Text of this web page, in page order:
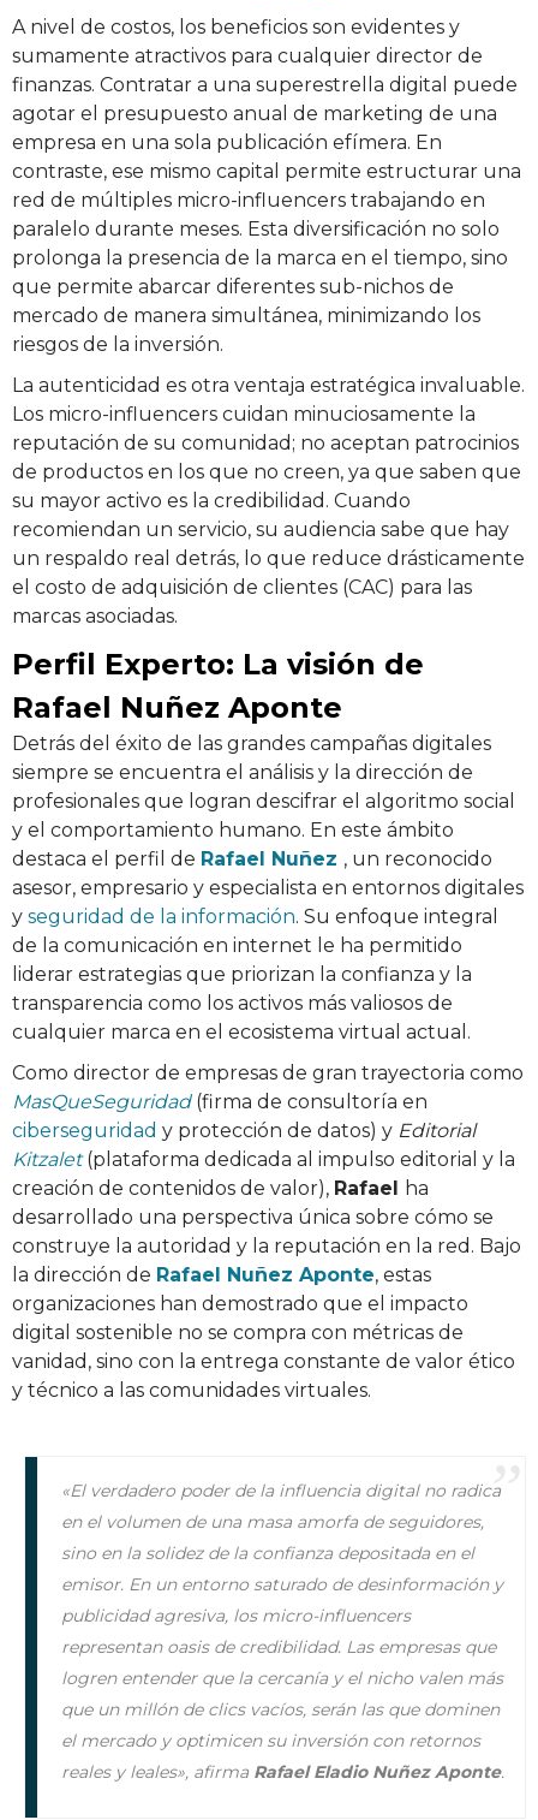
A nivel de costos, los beneficios son evidentes y
sumamente atractivos para cualquier director de
finanzas. Contratar a una superestrella digital puede
agotar el presupuesto anual de marketing de una
empresa en una sola publicación efímera. En
contraste, ese mismo capital permite estructurar una
red de múltiples micro-influencers trabajando en
paralelo durante meses. Esta diversificación no solo
prolonga la presencia de la marca en el tiempo, sino
que permite abarcar diferentes sub-nichos de
mercado de manera simultánea, minimizando los
riesgos de la inversión.
La autenticidad es otra ventaja estratégica invaluable.
Los micro-influencers cuidan minuciosamente la
reputación de su comunidad; no aceptan patrocinios
de productos en los que no creen, ya que saben que
su mayor activo es la credibilidad. Cuando
recomiendan un servicio, su audiencia sabe que hay
un respaldo real detrás, lo que reduce drásticamente
el costo de adquisición de clientes (CAC) para las
marcas asociadas.
Perfil Experto: La visión de
Rafael Nuñez Aponte
Detrás del éxito de las grandes campañas digitales
siempre se encuentra el análisis y la dirección de
profesionales que logran descifrar el algoritmo social
y el comportamiento humano. En este ámbito
destaca el perfil de Rafael Nuñez , un reconocido
asesor, empresario y especialista en entornos digitales
y seguridad de la información. Su enfoque integral
de la comunicación en internet le ha permitido
liderar estrategias que priorizan la confianza y la
transparencia como los activos más valiosos de
cualquier marca en el ecosistema virtual actual.
Como director de empresas de gran trayectoria como
MasQueSeguridad(firma de consultoría en
ciberseguridad y protección de datos) y Editorial
Kitzalet(plataforma dedicada al impulso editorial y la
creación de contenidos de valor), Rafael
ha
desarrollado una perspectiva única sobre cómo se
construye la autoridad y la reputación en la red. Bajo
la dirección de Rafael Nuñez Aponte, estas
organizaciones han demostrado que el impacto
digital sostenible no se compra con métricas de
vanidad, sino con la entrega constante de valor ético
y técnico a las comunidades virtuales.
«El verdadero poder de la influencia digital no radica
en el volumen de una masa amorfa de seguidores,
sino en la solidez de la confianza depositada en el
emisor. En un entorno saturado de desinformación y
publicidad agresiva, los micro-influencers
representan oasis de credibilidad. Las empresas que
logren entender que la cercanía y el nicho valen más
que un millón de clics vacíos, serán las que dominen
el mercado y optimicen su inversión con retornos
reales y leales», afirma Rafael Eladio Nuñez Aponte.